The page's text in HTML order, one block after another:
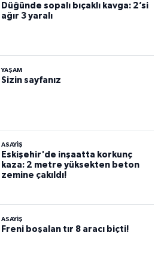
Düğünde sopalı bıçaklı kavga: 2’si
ağır 3 yaralı
YAŞAM
Sizin sayfanız
ASAYİŞ
Eskişehir'de inşaatta korkunç
kaza: 2 metre yüksekten beton
zemine çakıldı!
ASAYİŞ
Freni boşalan tır 8 aracı biçti!